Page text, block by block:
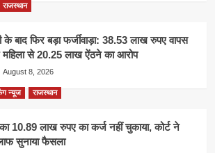
राजस्थान
के बाद फिर बड़ा फर्जीवाड़ा: 38.53 लाख रुपए वापस
महिला से 20.25 लाख ऐंठने का आरोप
August 8, 2026
न्यूज राजस्थान
10.89 लाख रुपए का कर्ज नहीं चुकाया, कोर्ट ने
सुनाया फैसला